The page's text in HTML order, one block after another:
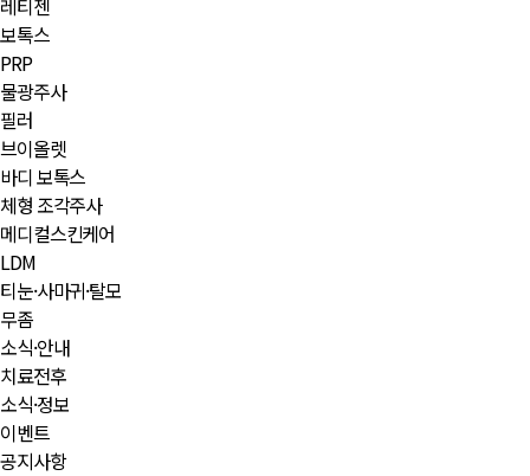
레티젠
보톡스
PRP
물광주사
필러
브이올렛
바디 보톡스
체형 조각주사
메디컬스킨케어
LDM
티눈·사마귀·탈모
무좀
소식·안내
치료전후
소식·정보
이벤트
공지사항